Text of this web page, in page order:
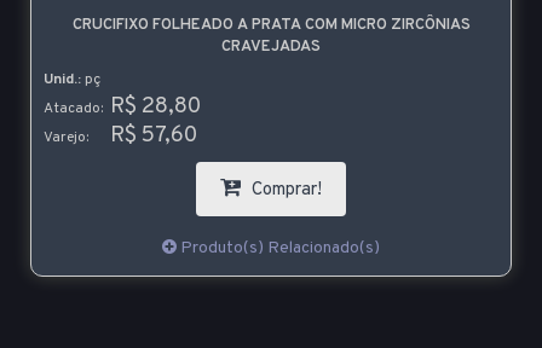
CRUCIFIXO FOLHEADO A PRATA COM MICRO ZIRCÔNIAS
CRAVEJADAS
Unid.: pç
Atacado: R$ 28,80
Varejo: R$ 57,60
Comprar!
Produto(s) Relacionado(s)